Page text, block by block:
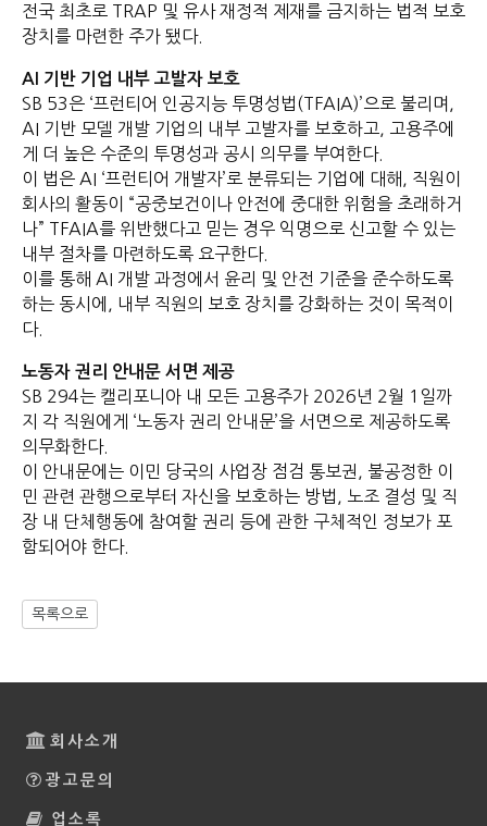
전국 최초로 TRAP 및 유사 재정적 제재를 금지하는 법적 보호
장치를 마련한 주가 됐다.
AI 기반 기업 내부 고발자 보호
SB 53은 ‘프런티어 인공지능 투명성법(TFAIA)’으로 불리며,
AI 기반 모델 개발 기업의 내부 고발자를 보호하고, 고용주에
게 더 높은 수준의 투명성과 공시 의무를 부여한다.
이 법은 AI ‘프런티어 개발자’로 분류되는 기업에 대해, 직원이
회사의 활동이 “공중보건이나 안전에 중대한 위험을 초래하거
나” TFAIA를 위반했다고 믿는 경우 익명으로 신고할 수 있는
내부 절차를 마련하도록 요구한다.
이를 통해 AI 개발 과정에서 윤리 및 안전 기준을 준수하도록
하는 동시에, 내부 직원의 보호 장치를 강화하는 것이 목적이
다.
노동자 권리 안내문 서면 제공
SB 294는 캘리포니아 내 모든 고용주가 2026년 2월 1일까
지 각 직원에게 ‘노동자 권리 안내문’을 서면으로 제공하도록
의무화한다.
이 안내문에는 이민 당국의 사업장 점검 통보권, 불공정한 이
민 관련 관행으로부터 자신을 보호하는 방법, 노조 결성 및 직
장 내 단체행동에 참여할 권리 등에 관한 구체적인 정보가 포
함되어야 한다.
목록으로
회사소개
광고문의
업소록